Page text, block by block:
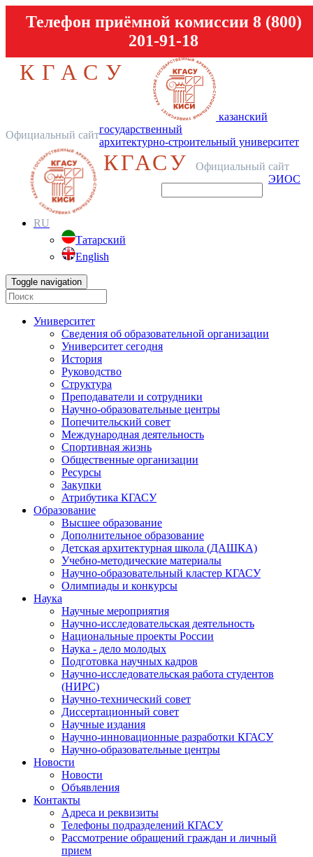
Телефон приёмной комиссии 8 (800)
201-91-18
КГАСУ
Официальный сайт
казанский
государственный
архитектурно-строительный университет
КГАСУ
Официальный сайт
ЭИОС
RU
Татарский
English
Toggle navigation
Университет
Сведения об образовательной организации
Университет сегодня
История
Руководство
Структура
Преподаватели и сотрудники
Научно-образовательные центры
Попечительский совет
Международная деятельность
Спортивная жизнь
Общественные организации
Ресурсы
Закупки
Атрибутика КГАСУ
Образование
Высшее образование
Дополнительное образование
Детская архитектурная школа (ДАШКА)
Учебно-методические материалы
Научно-образовательный кластер КГАСУ
Олимпиады и конкурсы
Наука
Научные мероприятия
Научно-исследовательская деятельность
Национальные проекты России
Наука - дело молодых
Подготовка научных кадров
Научно-исследовательская работа студентов
(НИРС)
Научно-технический совет
Диссертационный совет
Научные издания
Научно-инновационные разработки КГАСУ
Научно-образовательные центры
Новости
Новости
Объявления
Контакты
Адреса и реквизиты
Телефоны подразделений КГАСУ
Рассмотрение обращений граждан и личный
прием